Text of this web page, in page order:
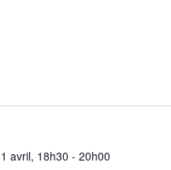
1 avril, 18h30 - 20h00